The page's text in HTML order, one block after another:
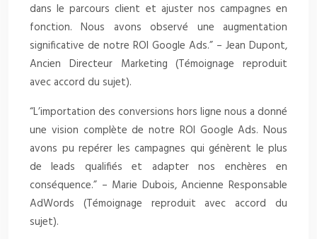
dans le parcours client et ajuster nos campagnes en
fonction. Nous avons observé une augmentation
significative de notre ROI Google Ads.” – Jean Dupont,
Ancien Directeur Marketing (Témoignage reproduit
avec accord du sujet).
“L’importation des conversions hors ligne nous a donné
une vision complète de notre ROI Google Ads. Nous
avons pu repérer les campagnes qui génèrent le plus
de leads qualifiés et adapter nos enchères en
conséquence.” – Marie Dubois, Ancienne Responsable
AdWords (Témoignage reproduit avec accord du
sujet).